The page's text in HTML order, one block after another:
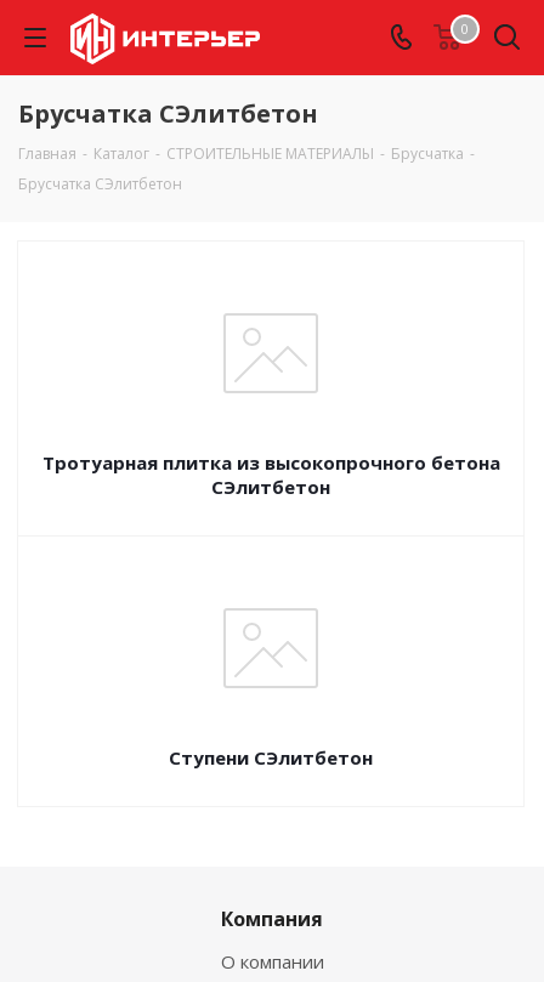
0
Брусчатка СЭлитбетон
Главная - Каталог - СТРОИТЕЛЬНЫЕ МАТЕРИАЛЫ - Брусчатка -
Брусчатка СЭлитбетон
Тротуарная плитка из высокопрочного бетона
СЭлитбетон
Ступени СЭлитбетон
Компания
О компании